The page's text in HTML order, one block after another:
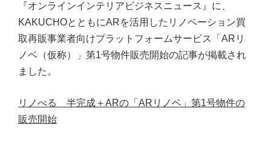
『オンラインインテリアビジネスニュース』に、
KAKUCHOとともにARを活用したリノベーション買
取再販事業者向けプラットフォームサービス「ARリ
ノベ（仮称）」第1号物件販売開始の記事が掲載され
ました。
リノべる 半完成＋ARの「ARリノベ」第1号物件の
販売開始